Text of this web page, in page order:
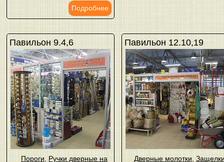
Подробнее
Павильон 9.4,6
Пороги
Ручки дверные на
Павильон 12.10,19
Дверные молотки